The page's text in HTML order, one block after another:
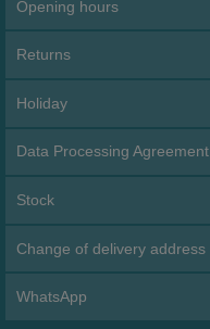
Opening hours
Returns
Holiday
Data Processing Agreement
Stock
Change of delivery address
WhatsApp